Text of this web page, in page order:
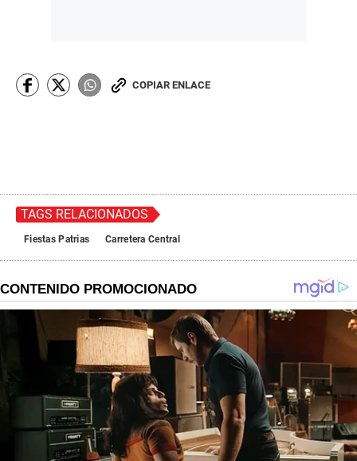
COPIAR ENLACE
TAGS RELACIONADOS
Fiestas Patrias Carretera Central